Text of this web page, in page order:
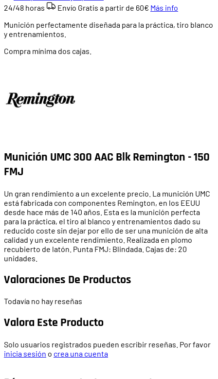
24/48 horas
Envío Gratis a partir de 60€ Más info
Munición perfectamente diseñada para la práctica, tiro blanco
y entrenamientos.
Compra mínima dos cajas.
Munición UMC 300 AAC Blk Remington - 150
FMJ
Un gran rendimiento a un excelente precio. La munición UMC
está fabricada con componentes Remington, en los EEUU
desde hace más de 140 años. Esta es la munición perfecta
para la práctica, el tiro al blanco y entrenamientos dado su
reducido coste sin dejar por ello de ser una munición de alta
calidad y un excelente rendimiento. Realizada en plomo
recubierto de latón. Punta FMJ: Blindada. Cajas de: 20
unidades.
Valoraciones De Productos
Todavía no hay reseñas
Valora Este Producto
Solo usuarios registrados pueden escribir reseñas. Por favor
inicia sesión o crea una cuenta